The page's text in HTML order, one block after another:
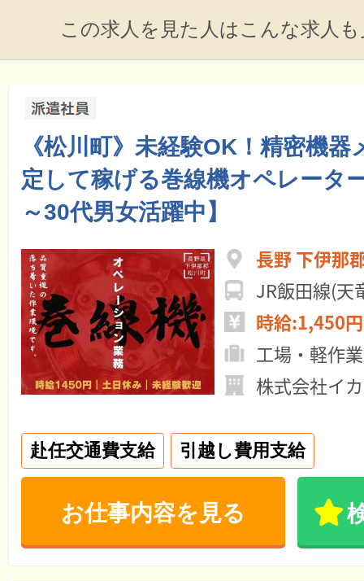
この求人を見た人はこんな求人
《松川町》未経験OK！精密機器
定して稼げる巻線機オペレータ
～30代男女活躍中】
長野 下伊那
JR飯田線(天
時給:1,450
工場・軽作業
株式会社イ
赴任交通費支給 引越し費用支給
お仕事内容を見る